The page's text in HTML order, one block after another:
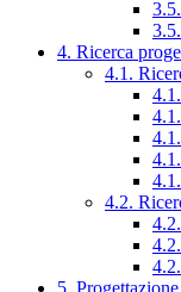
4. Ricerca
4.1.
4.2.
5.